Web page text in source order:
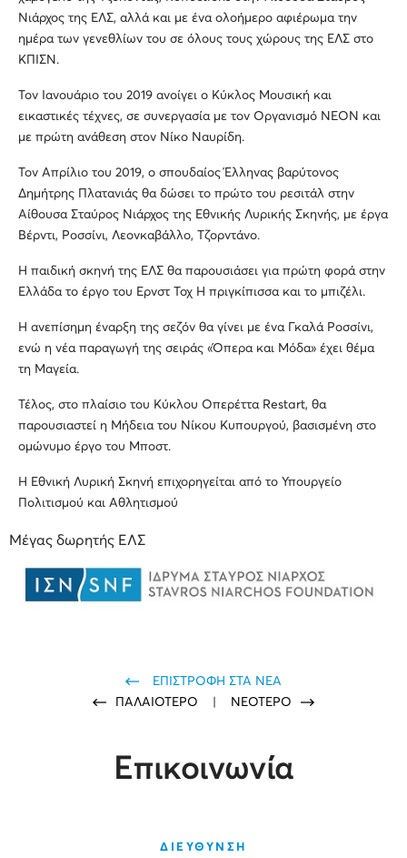
Νιάρχος της ΕΛΣ, αλλά και με ένα ολοήμερο αφιέρωμα την
ημέρα των γενεθλίων του σε όλους τους χώρους της ΕΛΣ στο
ΚΠΙΣΝ.
Τον Ιανουάριο του 2019 ανοίγει ο Κύκλος Μουσική και
εικαστικές τέχνες, σε συνεργασία με τον Οργανισμό ΝΕΟΝ και
με πρώτη ανάθεση στον Νίκο Ναυρίδη.
Τον Απρίλιο του 2019, ο σπουδαίος Έλληνας βαρύτονος
Δημήτρης Πλατανιάς θα δώσει το πρώτο του ρεσιτάλ στην
Αίθουσα Σταύρος Νιάρχος της Εθνικής Λυρικής Σκηνής, με έργα
Βέρντι, Ροσσίνι, Λεονκαβάλλο, Τζορντάνο.
Η παιδική σκηνή της ΕΛΣ θα παρουσιάσει για πρώτη φορά στην
Ελλάδα το έργο του Ερνστ Τοχ Η πριγκίπισσα και το μπιζέλι.
Η ανεπίσημη έναρξη της σεζόν θα γίνει με ένα Γκαλά Ροσσίνι,
ενώ η νέα παραγωγή της σειράς «Όπερα και Μόδα» έχει θέμα
τη Μαγεία.
Τέλος, στο πλαίσιο του Κύκλου Οπερέττα Restart, θα
παρουσιαστεί η Μήδεια του Νίκου Κυπουργού, βασισμένη στο
ομώνυμο έργο του Μποστ.
Η Εθνική Λυρική Σκηνή επιχορηγείται από το Υπουργείο
Πολιτισμού και Αθλητισμού
Μέγας δωρητής ΕΛΣ
ΕΠΙΣΤΡΟΦΗ ΣΤΑ ΝΕΑ
ΠΑΛΑΙΟΤΕΡΟ
ΝΕΟΤΕΡΟ
Επικοινωνία
ΔΙΕΥΘΥΝΣΗ